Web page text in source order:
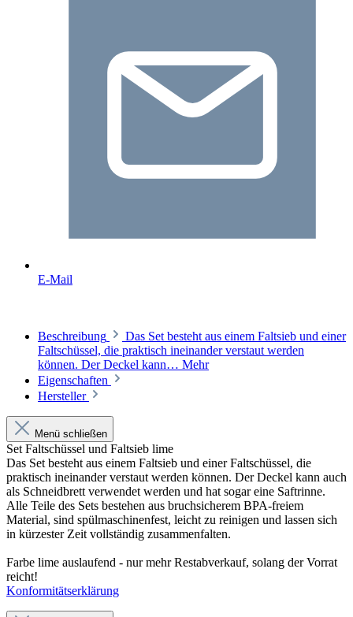
E-Mail
Beschreibung
Das Set besteht aus einem Faltsieb und einer
Faltschüssel, die praktisch ineinander verstaut werden
können. Der Deckel kann… Mehr
Eigenschaften
Hersteller
Menü schließen
Set Faltschüssel und Faltsieb lime
Das Set besteht aus einem Faltsieb und einer Faltschüssel, die
praktisch ineinander verstaut werden können. Der Deckel kann auch
als Schneidbrett verwendet werden und hat sogar eine Saftrinne.
Alle Teile des Sets bestehen aus bruchsicherem BPA-freiem
Material, sind spülmaschinenfest, leicht zu reinigen und lassen sich
in kürzester Zeit vollständig zusammenfalten.
Farbe lime auslaufend - nur mehr Restabverkauf, solang der Vorrat
reicht!
Konformitätserklärung